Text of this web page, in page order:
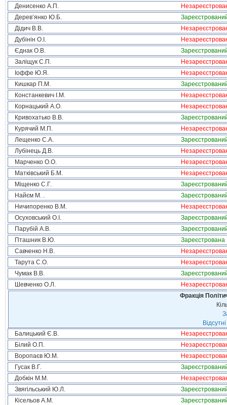
Денисенко А.П.
Дерев’янко Ю.Б.
Дідич В.В.
Дубінін О.І.
Єднак О.В.
Заліщук С.П.
Іоффе Ю.Я.
Кишкар П.М.
Констанкевич І.М.
Корнацький А.О.
Кривохатько В.В.
Курячий М.П.
Лещенко С.А.
Лубінець Д.В.
Марченко О.О.
Матківський Б.М.
Міщенко С.Г.
Найєм М. .
Ничипоренко В.М.
Осуховський О.І.
Парубій А.В.
Пташник В.Ю.
Зареєстрована
Савченко Н.В.
Тарута С.О.
Чумак В.В.
Шевченко О.Л.
Фракція
Балицький Є.В.
Білий О.П.
Воропаєв Ю.М.
Гусак В.Г.
Добкін М.М.
Звягільський Ю.Л.
Кісельов А.М.